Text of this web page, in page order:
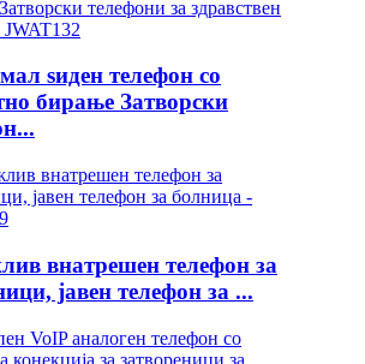
ѕиден телефон со
бирање Затворски
внатрешен телефон за
јавен телефон за ...